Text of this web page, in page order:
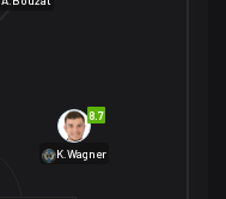
8.7
K.Wagner